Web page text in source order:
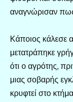
αναγνώρισαν πως
Κάποιος κάλεσε
μετατράπηκε
ότι ο αγρότης,
μιας σοβαρής
κρυφτεί στο